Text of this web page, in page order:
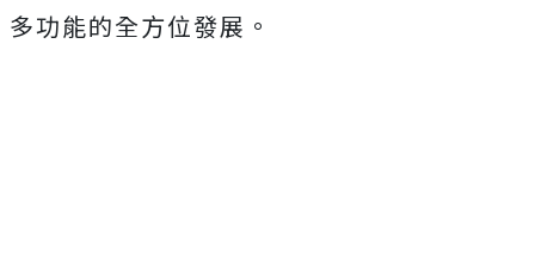
多功能的全方位發展。